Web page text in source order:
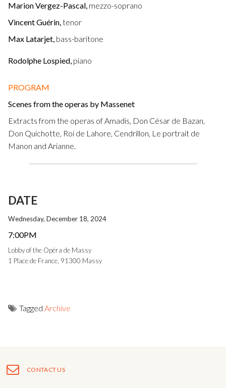
Marion Vergez-Pascal, mezzo-soprano
Vincent Guérin,tenor
Max Latarjet, bass-baritone
Rodolphe Lospied, piano
PROGRAM
Scenes from the operas by Massenet
Extracts from the operas of Amadis, Don César de Bazan,
Don Quichotte, Roi de Lahore, Cendrillon, Le portrait de
Manon and Arianne.
DATE
Wednesday, December 18, 2024
7:00PM
Lobby of the Opéra de Massy
1 Place de France, 91300 Massy
Tagged Archive
CONTACT US